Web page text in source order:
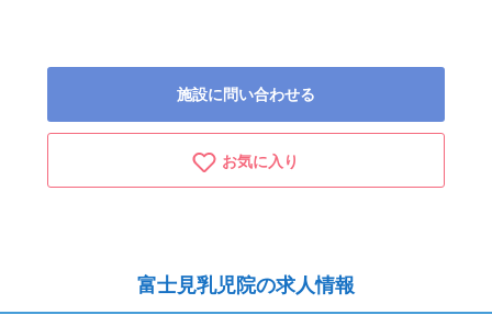
施設に問い合わせる
お気に入り
富士見乳児院の求人情報